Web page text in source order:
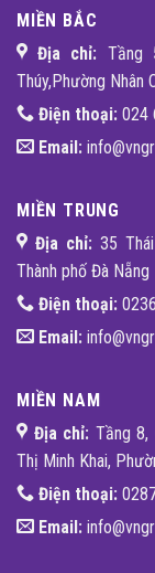
MIỀN BẮC
Địa chỉ: Tầng
Thúy,Phường Nhân
Điện thoại: 024
Email:
MIỀN TRUNG
Địa chỉ: 35
Thành phố Đà Nẵng
Điện thoại:
Email:
MIỀN NAM
Địa chỉ: Tầng 8,
Thị Minh Khai,
Điện thoại:
Email: